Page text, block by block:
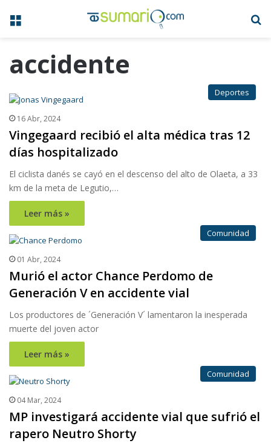
Menú
accidente
Deportes
16 Abr, 2024
Vingegaard recibió el alta médica tras 12
días hospitalizado
El ciclista danés se cayó en el descenso del alto de Olaeta, a 33
km de la meta de Legutio,…
Leer más »
Comunidad
01 Abr, 2024
Murió el actor Chance Perdomo de
Generación V en accidente vial
Los productores de ´Generación V´ lamentaron la inesperada
muerte del joven actor
Leer más »
Comunidad
04 Mar, 2024
MP investigará accidente vial que sufrió el
rapero Neutro Shorty